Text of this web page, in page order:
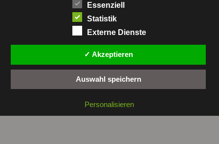
Stadt Tabarka Telekommunikation
Zaghouan
Essenziell
Statistik
Externe Dienste
✓ Akzeptieren
Auswahl speichern
Personalisieren